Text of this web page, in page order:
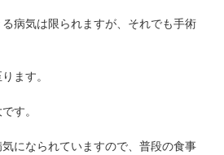
病気は限られますが、それでも手術
ます。
す。
になられていますので、普段の食事